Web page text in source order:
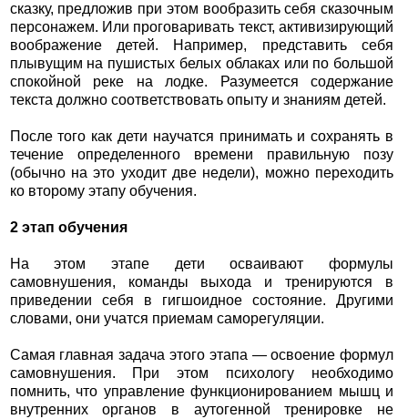
сказку, предложив при этом вообразить себя сказочным
персонажем. Или проговаривать текст, активизирующий
воображение детей. Например, представить себя
плывущим на пушистых белых облаках или по большой
спокойной реке на лодке. Разумеется содержание
текста должно соответствовать опыту и знаниям детей.
После того как дети научатся принимать и сохранять в
течение определенного времени правильную позу
(обычно на это уходит две недели), можно переходить
ко второму этапу обучения.
2 этап обучения
На этом этапе дети осваивают формулы
самовнушения, команды выхода и тренируются в
приведении себя в гигшоидное состояние. Другими
словами, они учатся приемам саморегуляции.
Самая главная задача этого этапа — освоение формул
самовнушения. При этом психологу необходимо
помнить, что управление функционированием мышц и
внутренних органов в аутогенной тренировке не